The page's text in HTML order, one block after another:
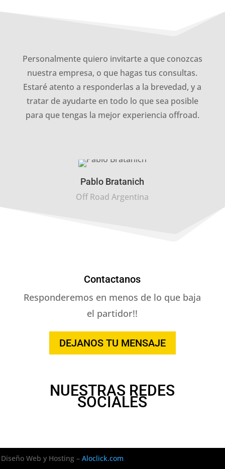
Personalmente quiero invitarte a que conozcas
nuestra empresa, o que hagas tus consultas.
Estaré atento a responderlas a la brevedad, y a
tratar de ayudarte en todo lo que sea posible
para que tengas la mejor experiencia offroad.
Pablo Bratanich
Off Road Argentina
Contactanos
Responderemos en menos de lo que baja
el partidor!!
DEJANOS TU MENSAJE
NUESTRAS REDES
SOCIALES
Diseño Web y Hosting –Aloclick.com